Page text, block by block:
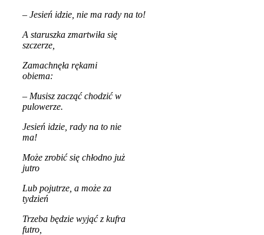
– Jesień idzie, nie ma rady na to!
A staruszka zmartwiła się
szczerze,
Zamachnęła rękami
obiema:
– Musisz zacząć chodzić w
pulowerze.
Jesień idzie, rady na to nie
ma!
Może zrobić się chłodno już
jutro
Lub pojutrze, a może za
tydzień
Trzeba będzie wyjąć z kufra
futro,